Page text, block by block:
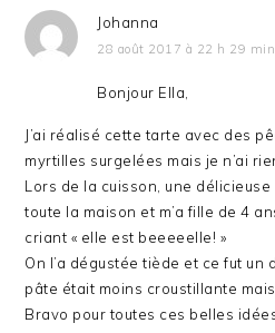
Johanna
28 août 2017 à 22 h 29 min
Bonjour Ella,
J’ai réalisé cette tarte avec des
myrtilles surgelées mais je n’ai
Lors de la cuisson, une
toute la maison et m’a fille de 4
criant « elle est beeeeelle! »
On l’a dégustée tiède et ce fut un
pâte était moins croustillante
Bravo pour toutes ces belles